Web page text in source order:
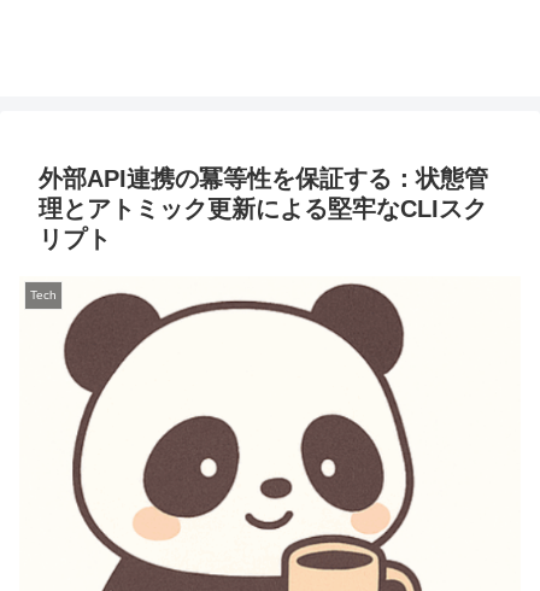
外部API連携の冪等性を保証する：状態管
理とアトミック更新による堅牢なCLIスク
リプト
Tech